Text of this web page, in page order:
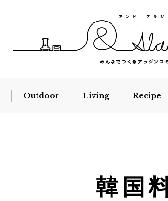
Outdoor Living Recipe
韓国